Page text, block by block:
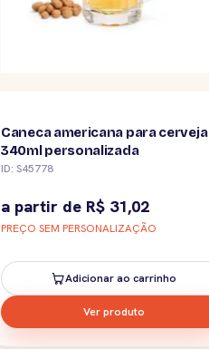
Caneca americana para cerveja
340ml personalizada
ID: S45778
a partir de R$ 31,02
PREÇO SEM PERSONALIZAÇÃO
Adicionar ao carrinho
Ver produto